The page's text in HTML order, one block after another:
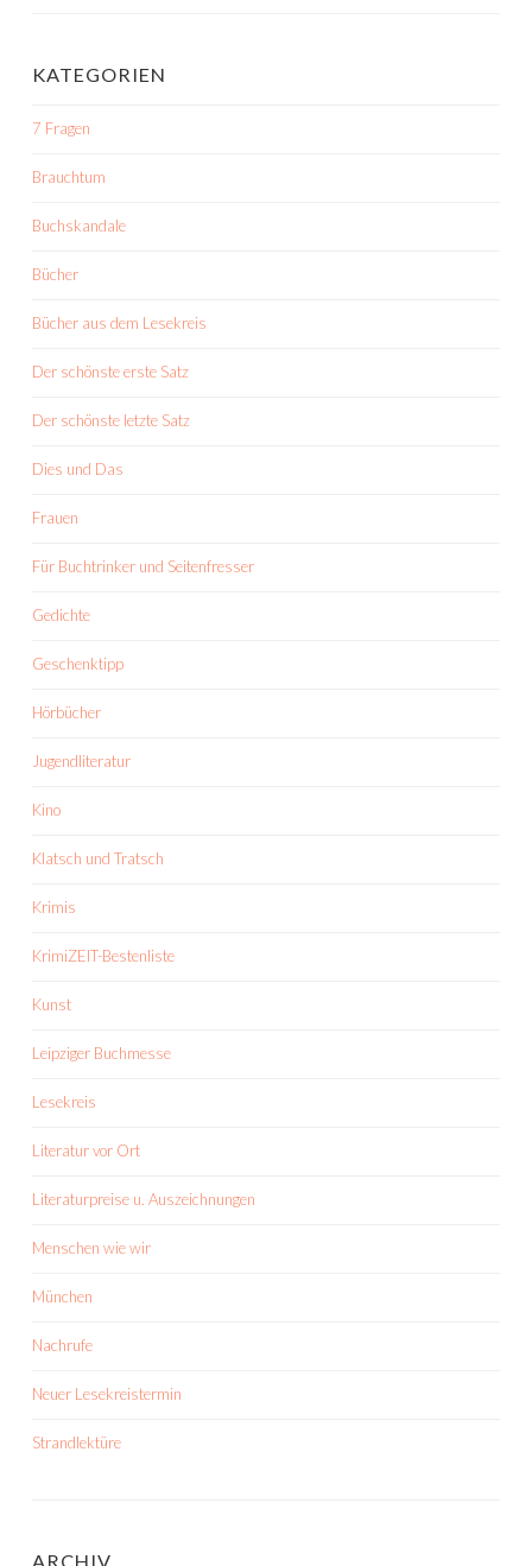
KATEGORIEN
7 Fragen
Brauchtum
Buchskandale
Bücher
Bücher aus dem Lesekreis
Der schönste erste Satz
Der schönste letzte Satz
Dies und Das
Frauen
Für Buchtrinker und Seitenfresser
Gedichte
Geschenktipp
Hörbücher
Jugendliteratur
Kino
Klatsch und Tratsch
Krimis
KrimiZEIT-Bestenliste
Kunst
Leipziger Buchmesse
Lesekreis
Literatur vor Ort
Literaturpreise u. Auszeichnungen
Menschen wie wir
München
Nachrufe
Neuer Lesekreistermin
Strandlektüre
ARCHIV